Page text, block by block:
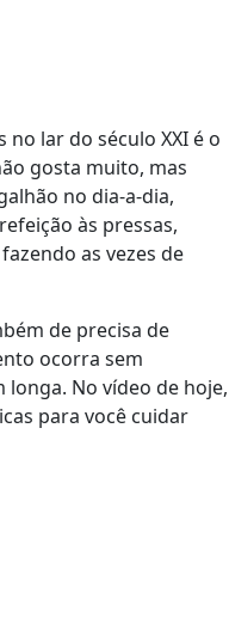
lar do século XXI é o
gosta muito, mas
no dia-a-dia,
às pressas,
as vezes de
de precisa de
ocorra sem
longa. No vídeo de hoje,
para você cuidar